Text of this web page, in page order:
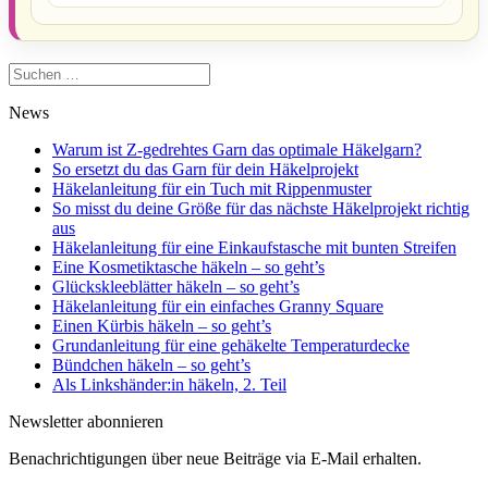
Suchen
nach:
News
Warum ist Z-gedrehtes Garn das optimale Häkelgarn?
So ersetzt du das Garn für dein Häkelprojekt
Häkelanleitung für ein Tuch mit Rippenmuster
So misst du deine Größe für das nächste Häkelprojekt richtig
aus
Häkelanleitung für eine Einkaufstasche mit bunten Streifen
Eine Kosmetiktasche häkeln – so geht’s
Glückskleeblätter häkeln – so geht’s
Häkelanleitung für ein einfaches Granny Square
Einen Kürbis häkeln – so geht’s
Grundanleitung für eine gehäkelte Temperaturdecke
Bündchen häkeln – so geht’s
Als Linkshänder:in häkeln, 2. Teil
Newsletter abonnieren
Benachrichtigungen über neue Beiträge via E-Mail erhalten.